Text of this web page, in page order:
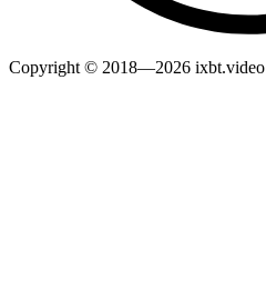
Copyright © 2018—2026 ixbt.video